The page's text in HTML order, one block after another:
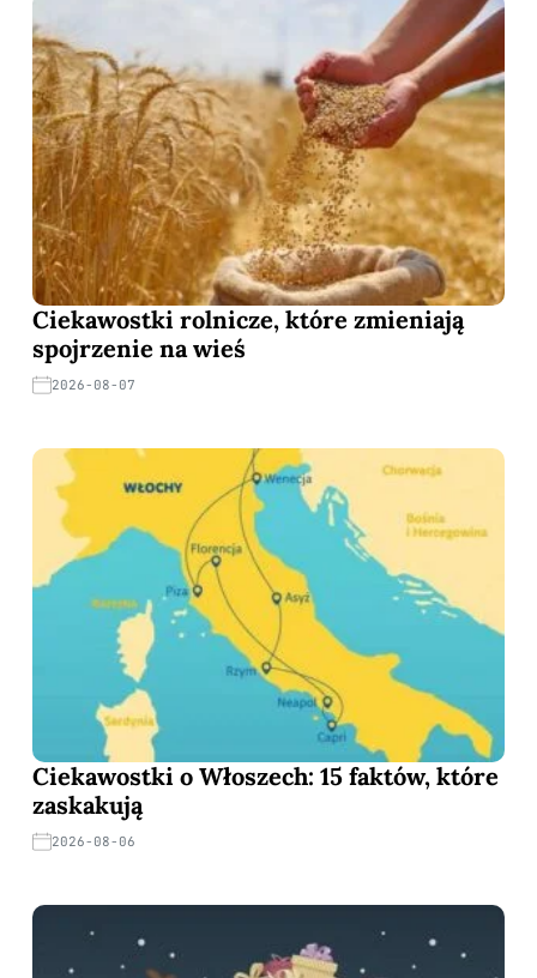
Ciekawostki rolnicze, które zmieniają
spojrzenie na wieś
2026-08-07
Ciekawostki o Włoszech: 15 faktów, które
zaskakują
2026-08-06